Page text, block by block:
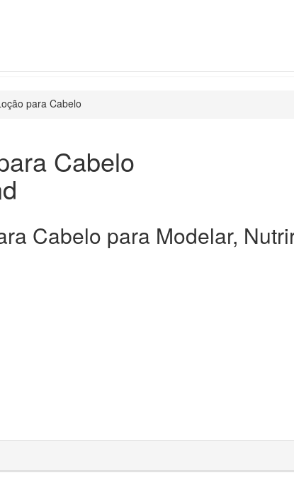
para Cabelo
Cabelo
Cabelo para Modelar,